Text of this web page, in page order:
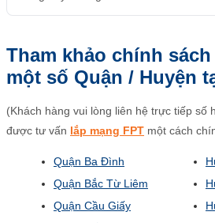
Tham khảo chính
một số Quận / Huyện
(Khách hàng vui lòng liên hệ trực tiếp số
được tư vấn lắp mạng FPT một cách
Quận Ba Đình
Quận Bắc Từ Liêm
Quận Cầu Giấy